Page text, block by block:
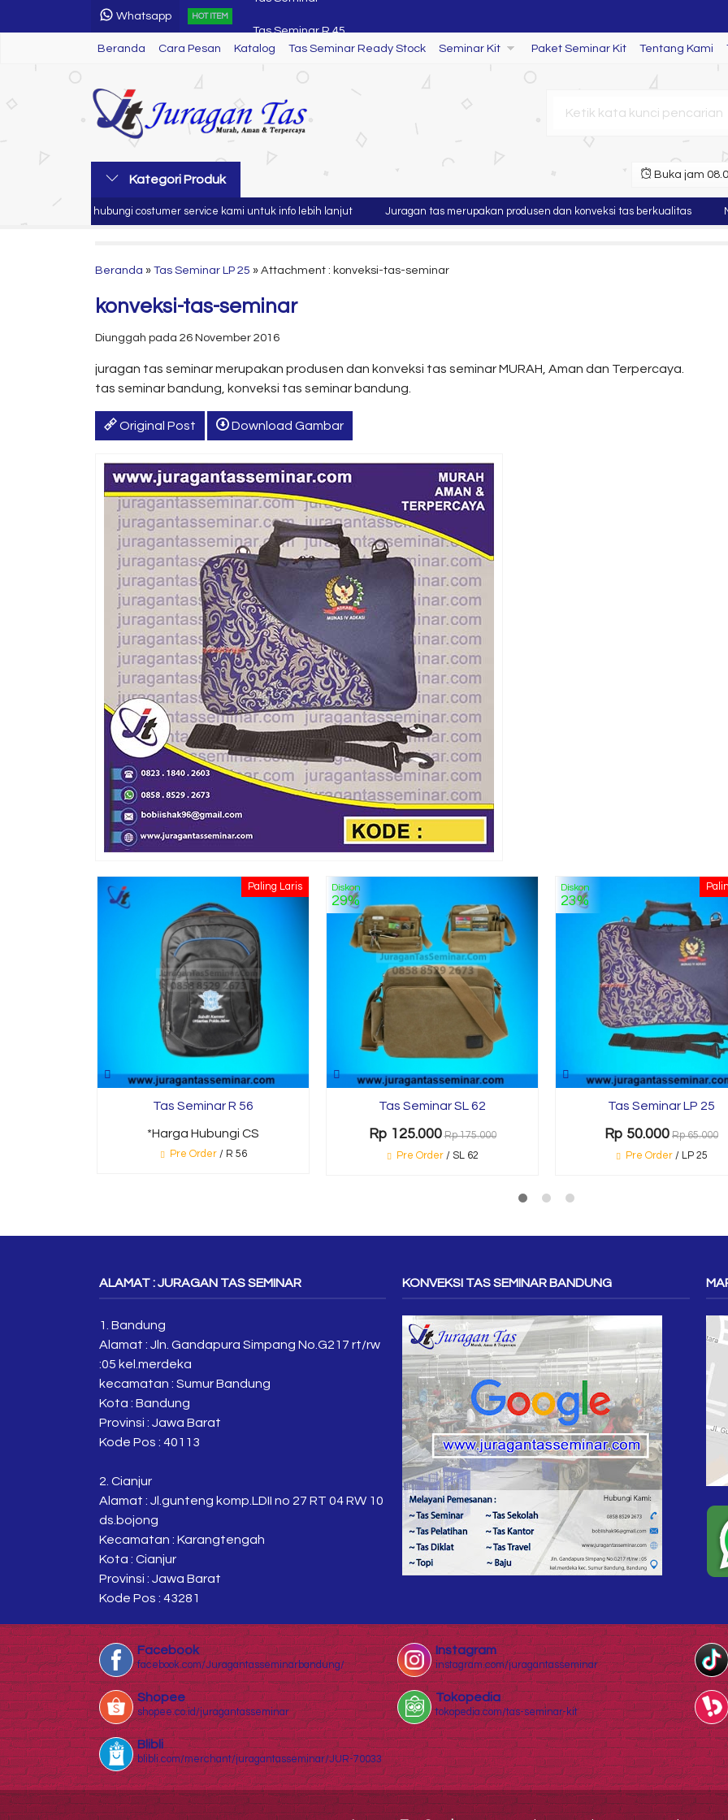
Whatsapp HOT ITEM
Tas Seminar R 24
Tas Seminar Jinjing Laptop
Tas Seminar Ransel
Pulpen Seminar Kit
Beranda Cara Pesan Katalog Tas Seminar Ready Stock Seminar Kit Paket Seminar Kit Tentang Kami
Kategori Produk Buka jam
Silahkan hubungi costumer service kami untuk info lebih lanjut Juragan tas merupakan produsen dan konveksi tas berkualitas
Beranda » Tas Seminar LP 25 » Attachment : konveksi-tas-seminar
konveksi-tas-seminar
Diunggah pada 26 November 2016
juragan tas seminar merupakan produsen dan konveksi tas seminar MURAH, Aman dan Terpercaya.
tas seminar bandung, konveksi tas seminar bandung.
Original Post Download Gambar
Paling Laris
Tas Seminar R 56
*Harga Hubungi CS
Pre Order/ R 56
Diskon
29%
Tas Seminar SL 62
Rp 125.000 Rp 175.000
Pre Order/ SL 62
Diskon
23%
Tas Seminar LP 25
Rp 50.000 Rp 65.000
Pre Order/ LP 25
ALAMAT : JURAGAN TAS SEMINAR
1. Bandung
Alamat : Jln. Gandapura Simpang No.G217 rt/rw
:05 kel.merdeka
kecamatan : Sumur Bandung
Kota : Bandung
Provinsi : Jawa Barat
Kode Pos : 40113
2. Cianjur
Alamat : Jl.gunteng komp.LDII no 27 RT 04 RW 10
ds.bojong
Kecamatan : Karangtengah
Kota : Cianjur
Provinsi : Jawa Barat
Kode Pos : 43281
KONVEKSI TAS SEMINAR BANDUNG
Facebook
facebook.com/Juragantasseminarbandung/
Instagram
instagram.com/juragantasseminar
Shopee
shopee.co.id/juragantasseminar
Tokopedia
tokopedia.com/tas-seminar-kit
Blibli
blibli.com/merchant/juragantasseminar/JUR-70033